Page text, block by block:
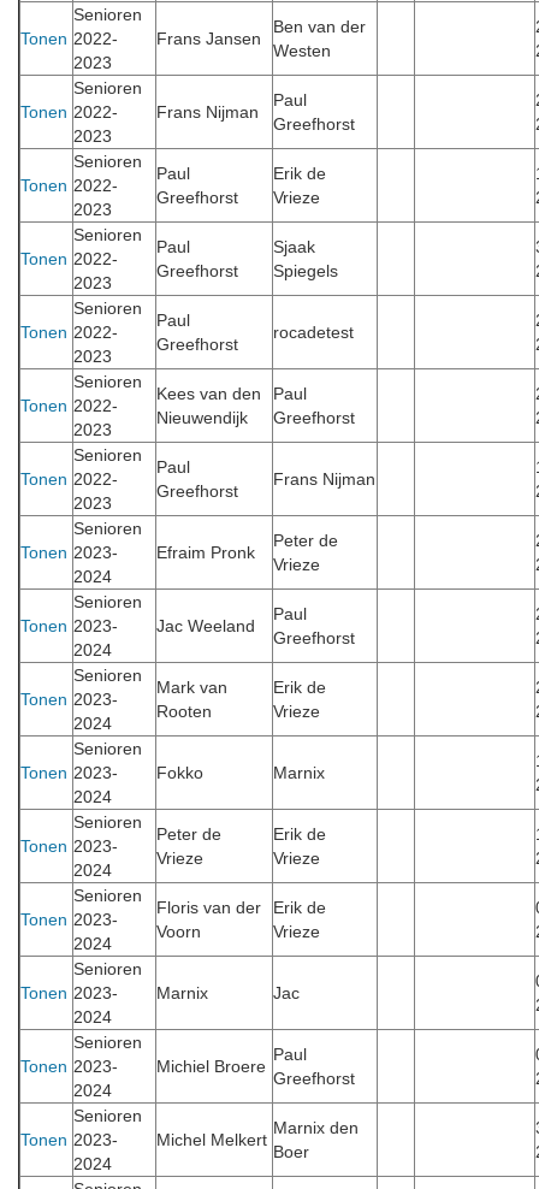
Tonen
Senioren
2022-
2023
Frans Jansen
Ben van der
Westen
Tonen
Senioren
2022-
2023
Frans Nijman
Paul
Greefhorst
Tonen
Senioren
2022-
2023
Paul
Greefhorst
Erik de
Vrieze
Tonen
Senioren
2022-
2023
Paul
Greefhorst
Sjaak
Spiegels
Tonen
Senioren
2022-
2023
Paul
Greefhorst
rocadetest
Tonen
Senioren
2022-
2023
Kees van den
Nieuwendijk
Paul
Greefhorst
Tonen
Senioren
2022-
2023
Paul
Greefhorst
Frans Nijman
Tonen
Senioren
2023-
2024
Efraim Pronk
Peter de
Vrieze
Tonen
Senioren
2023-
2024
Jac Weeland
Paul
Greefhorst
Tonen
Senioren
2023-
2024
Mark van
Rooten
Erik de
Vrieze
Tonen
Senioren
2023-
2024
Fokko Marnix
Tonen
Senioren
2023-
2024
Peter de
Vrieze
Erik de
Vrieze
Tonen
Senioren
2023-
2024
Floris van der
Voorn
Erik de
Vrieze
Tonen
Senioren
2023-
2024
Marnix Jac
Tonen
Senioren
2023-
2024
Michiel Broere
Paul
Greefhorst
Tonen
Senioren
2023-
2024
Michel Melkert
Marnix den
Boer